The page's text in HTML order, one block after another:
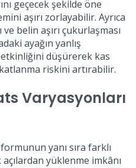
geçecek şekilde öne
aşırı zorlayabilir. Ayrıca
belin aşırı çukurlaşması
ayağın yanlış
düşürerek kas
riskini artırabilir.
Varyasyonları
yanı sıra farklı
yüklenme imkânı